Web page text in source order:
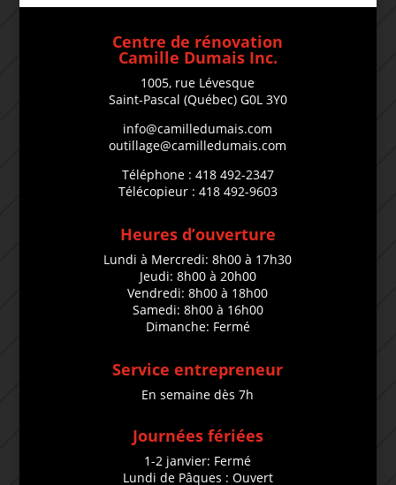
Centre de rénovation
Camille Dumais Inc.
1005, rue Lévesque
Saint-Pascal (Québec) G0L 3Y0
info@camilledumais.com
outillage@camilledumais.com
Téléphone : 418 492-2347
Télécopieur : 418 492-9603
Heures d’ouverture
Lundi à Mercredi: 8h00 à 17h30
Jeudi: 8h00 à 20h00
Vendredi: 8h00 à 18h00
Samedi: 8h00 à 16h00
Dimanche: Fermé
Service entrepreneur
En semaine dès 7h
Journées fériées
1-2 janvier: Fermé
Lundi de Pâques : Ouvert